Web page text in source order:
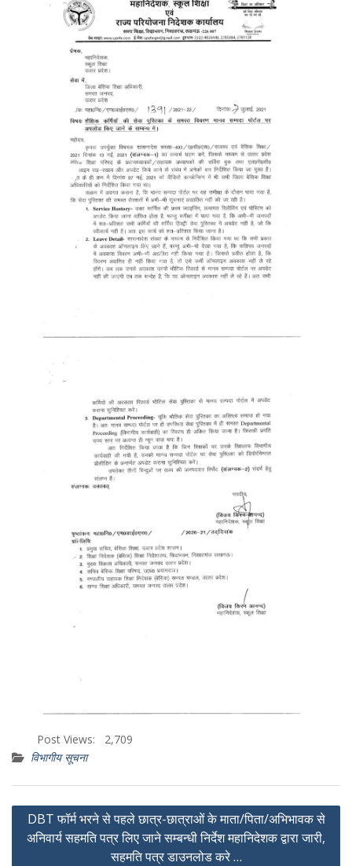
Post Views:
2,709
विभागीय सूचना
Post
navigation
DBT फॉर्म भरने से पहले छात्र-छात्राओं के माता/पिता/अभिभावक से
अनिवार्य सहमति पत्र लिए जाने सम्बन्धी निर्देश महानिदेशक द्वारा जारी,
सहमति पत्र डाउनलोड करे …